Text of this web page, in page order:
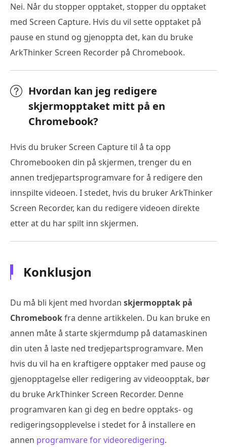
Nei. Når du stopper opptaket, stopper du opptaket
med Screen Capture. Hvis du vil sette opptaket på
pause en stund og gjenoppta det, kan du bruke
ArkThinker Screen Recorder på Chromebook.
Hvordan kan jeg redigere
skjermopptaket mitt på en
Chromebook?
Hvis du bruker Screen Capture til å ta opp
Chromebooken din på skjermen, trenger du en
annen tredjepartsprogramvare for å redigere den
innspilte videoen. I stedet, hvis du bruker ArkThinker
Screen Recorder, kan du redigere videoen direkte
etter at du har spilt inn skjermen.
Konklusjon
Du må bli kjent med hvordan skjermopptak på
Chromebookfra denne artikkelen. Du kan bruke en
annen måte å starte skjermdump på datamaskinen
din uten å laste ned tredjepartsprogramvare. Men
hvis du vil ha en kraftigere opptaker med pause og
gjenopptagelse eller redigering av videoopptak, bør
du bruke ArkThinker Screen Recorder. Denne
programvaren kan gi deg en bedre opptaks- og
redigeringsopplevelse i stedet for å installere en
annen programvare for videoredigering.